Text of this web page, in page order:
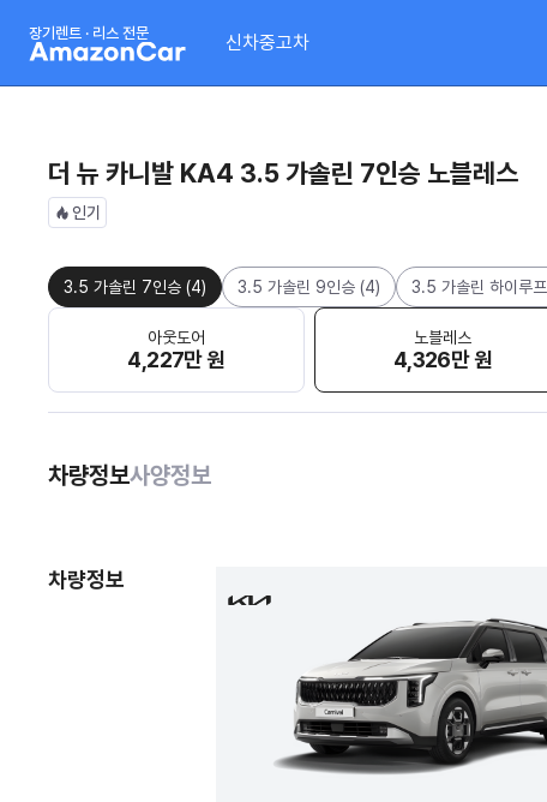
장기렌트 · 리스 전문 신차중고차
더 뉴 카니발 KA4 3.5 가솔린 7인승 노블레스
인기
3.5 가솔린 7인승 (4) 3.5 가솔린 9인승 (4) 3.5 가솔린 하이루프
아웃도어
4,227만 원
노블레스
4,326만 원
차량정보사양정보
차량정보